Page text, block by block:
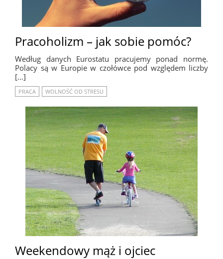
Pracoholizm – jak sobie pomóc?
Według danych Eurostatu pracujemy ponad normę.
Polacy są w Europie w czołówce pod względem liczby
[…]
PRACA WOLNOŚĆ OD STRESU
Weekendowy mąż i ojciec